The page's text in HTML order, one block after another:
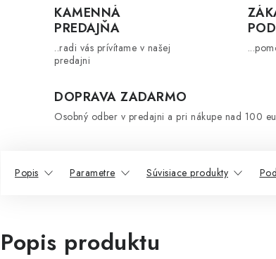
KAMENNÁ
PREDAJŇA
..radi vás prívítame v našej
predajni
DOPRAVA ZADARMO
Osobný odber v predajni a pri nákupe nad 100
Popis Parametre Súvisiace produkty
Popis produktu